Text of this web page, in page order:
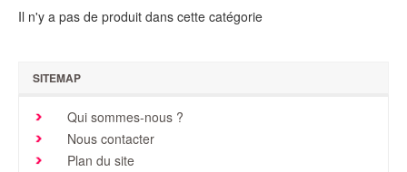
Produits
Promotions
Brochures & Tarifs
Actualités
Il n'y a pas de produit dans cette catégorie
SITEMAP
Qui sommes-nous ?
Nous contacter
Plan du site